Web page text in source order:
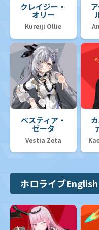
クレイジー・
オリー
Kureiji Ollie
ベスティア・
ゼータ
Vestia Zeta
ホロライブEnglish